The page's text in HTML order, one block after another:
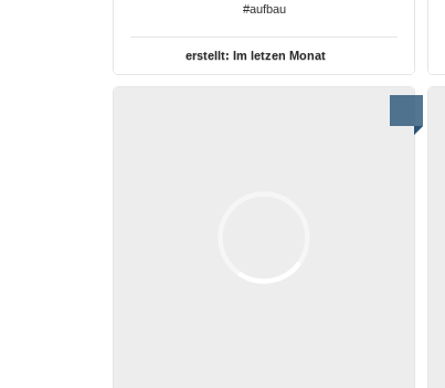
#aufbau
erstellt: Im letzen Monat